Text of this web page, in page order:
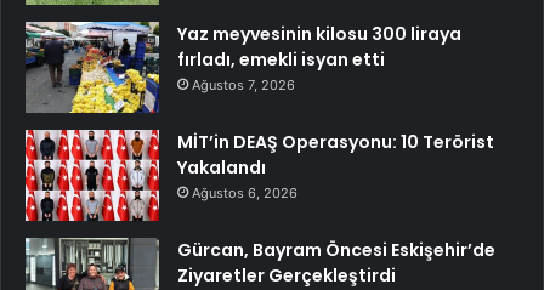
Yaz meyvesinin kilosu 300 liraya
fırladı, emekli isyan etti
Ağustos 7, 2026
MİT’in DEAŞ Operasyonu: 10 Terörist
Yakalandı
Ağustos 6, 2026
Gürcan, Bayram Öncesi Eskişehir’de
Ziyaretler Gerçekleştirdi